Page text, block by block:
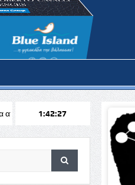
για το Europa League
1:42:29